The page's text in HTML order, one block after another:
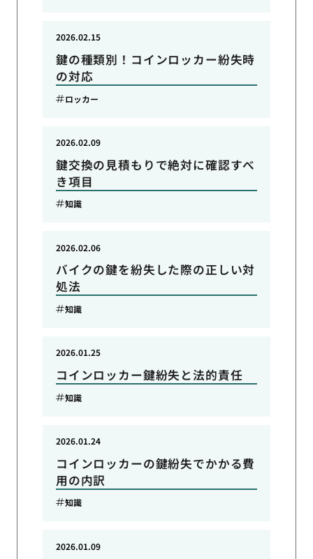
鍵の種類別！コインロッカー紛失時
の対応
2026.02.15
ロッカー
鍵交換の見積もりで絶対に確認すべ
き項目
2026.02.09
知識
バイクの鍵を紛失した際の正しい対
処法
2026.02.06
知識
コインロッカー鍵紛失と法的責任
2026.01.25
知識
コインロッカーの鍵紛失でかかる費
用の内訳
2026.01.24
知識
2026.01.09